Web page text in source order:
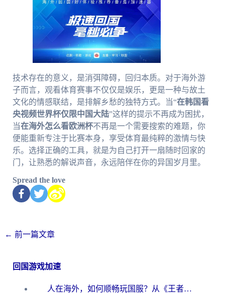
技术存在的意义，是消弭障碍，回归本质。对于海外游
子而言，观看体育赛事不仅仅是娱乐，更是一种与故土
文化的情感联结，是排解乡愁的独特方式。当“在韩国看
央视频世界杯仅限中国大陆”这样的提示不再成为困扰，
当在海外怎么看欧洲杯不再是一个需要搜索的难题，你
便能重新专注于比赛本身，享受体育最纯粹的激情与快
乐。选择正确的工具，就是为自己打开一扇随时回家的
门，让熟悉的解说声音，永远陪伴在你的异国岁月里。
Spread the love
← 前一篇文章
回国游戏加速
人在海外，如何顺畅玩国服？从《王者荣耀》到《云图计划》的加速器终极指南